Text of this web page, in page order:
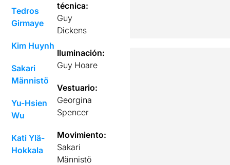
Tedros
Girmaye
Kim Huynh
Sakari
Männistö
Yu-Hsien
Wu
Kati Ylä-
Hokkala
técnica:
Guy
Dickens
Iluminación:
Guy Hoare
Vestuario:
Georgina
Spencer
Movimiento:
Sakari
Männistö